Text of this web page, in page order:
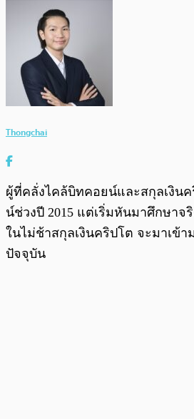
Thongchai
ผู้ที่คลั่งไคล้บิทคอยน์และสกุลเงิน
น์ช่วงปี 2015 แต่เริ่มหันมาศึกษาจ
ในไม่ช้าสกุลเงินคริปโต จะมาเข้
ปัจจุบัน